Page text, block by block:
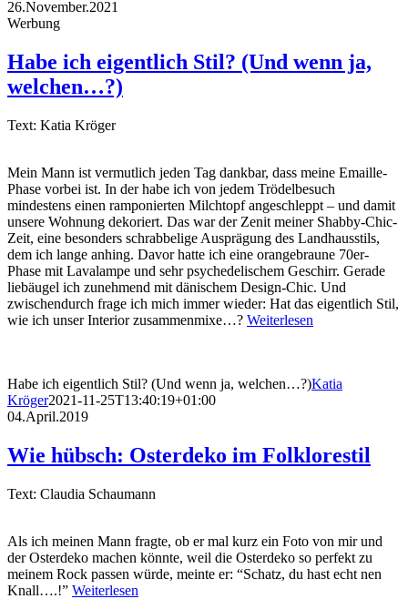
26.November.2021
Werbung
Habe ich eigentlich Stil? (Und wenn ja,
welchen…?)
Text: Katia Kröger
Mein Mann ist vermutlich jeden Tag dankbar, dass meine Emaille-
Phase vorbei ist. In der habe ich von jedem Trödelbesuch
mindestens einen ramponierten Milchtopf angeschleppt – und damit
unsere Wohnung dekoriert. Das war der Zenit meiner Shabby-Chic-
Zeit, eine besonders schrabbelige Ausprägung des Landhausstils,
dem ich lange anhing. Davor hatte ich eine orangebraune 70er-
Phase mit Lavalampe und sehr psychedelischem Geschirr. Gerade
liebäugel ich zunehmend mit dänischem Design-Chic. Und
zwischendurch frage ich mich immer wieder: Hat das eigentlich Stil,
wie ich unser Interior zusammenmixe…? Weiterlesen
Habe ich eigentlich Stil? (Und wenn ja, welchen…?)Katia
Kröger2021-11-25T13:40:19+01:00
04.April.2019
Wie hübsch: Osterdeko im Folklorestil
Text: Claudia Schaumann
Als ich meinen Mann fragte, ob er mal kurz ein Foto von mir und
der Osterdeko machen könnte, weil die Osterdeko so perfekt zu
meinem Rock passen würde, meinte er: “Schatz, du hast echt nen
Knall….!” Weiterlesen